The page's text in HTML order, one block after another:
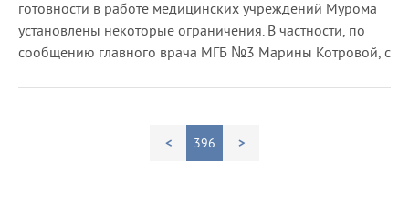
готовности в работе медицинских учреждений Мурома
установлены некоторые ограничения. В частности, по
сообщению главного врача МГБ №3 Марины Котровой, с
< 396 >